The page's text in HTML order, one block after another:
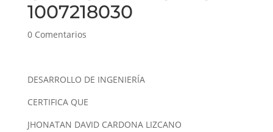
1007218030
0 Comentarios
DESARROLLO DE INGENIERÍA
CERTIFICA QUE
JHONATAN DAVID CARDONA LIZCANO